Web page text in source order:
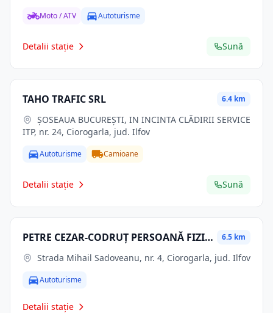
Moto / ATV Autoturisme
Detalii stație Sună
TAHO TRAFIC SRL 6.4 km
ITP, nr. 24, Ciorogarla, jud. Ilfov
Autoturisme Camioane
Detalii stație Sună
PETRE CEZAR-CODRUȚ PERSOANĂ FIZICĂ AUTORIZATĂ 6.5 km
Strada Mihail Sadoveanu, nr. 4, Ciorogarla, jud. Ilfov
Autoturisme
Detalii stație